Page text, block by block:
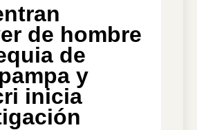
de hombre
de
y
inicia